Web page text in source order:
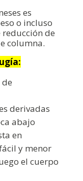
es
o incluso
de
columna.
derivadas
abajo
en
y menor
el cuerpo